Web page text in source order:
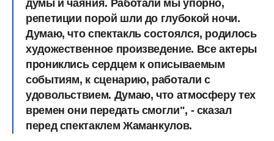
думы и чаяния. Работали мы упорно,
репетиции порой шли до глубокой ночи.
Думаю, что спектакль состоялся, родилось
художественное произведение. Все актеры
прониклись сердцем к описываемым
событиям, к сценарию, работали с
удовольствием. Думаю, что атмосферу тех
времен они передать смогли", - сказал
перед спектаклем Жаманкулов.